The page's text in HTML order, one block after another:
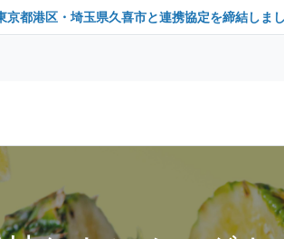
都港区・埼玉県久喜市と連携協定を締結しま